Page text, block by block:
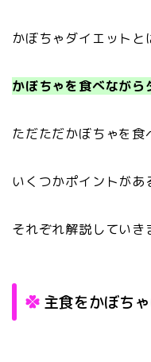
かぼちゃダイエットと
かぼちゃを食べなが
ただただかぼちゃを食
いくつかポイントがあ
それぞれ解説していき
主食をかぼち